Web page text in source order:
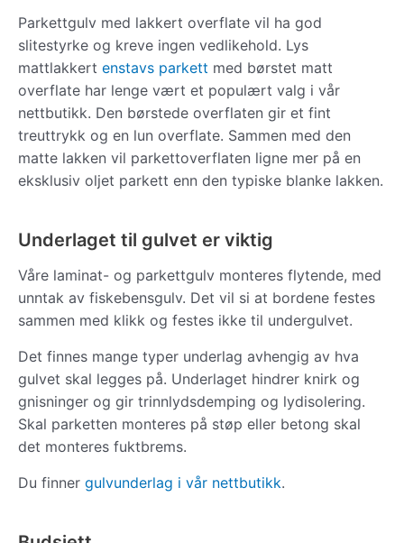
Parkettgulv med lakkert overflate vil ha god
slitestyrke og kreve ingen vedlikehold. Lys
mattlakkert enstavs parkett med børstet matt
overflate har lenge vært et populært valg i vår
nettbutikk. Den børstede overflaten gir et fint
treuttrykk og en lun overflate. Sammen med den
matte lakken vil parkettoverflaten ligne mer på en
eksklusiv oljet parkett enn den typiske blanke lakken.
Underlaget til gulvet er viktig
Våre laminat- og parkettgulv monteres flytende, med
unntak av fiskebensgulv. Det vil si at bordene festes
sammen med klikk og festes ikke til undergulvet.
Det finnes mange typer underlag avhengig av hva
gulvet skal legges på. Underlaget hindrer knirk og
gnisninger og gir trinnlydsdemping og lydisolering.
Skal parketten monteres på støp eller betong skal
det monteres fuktbrems.
Du finner gulvunderlag i vår nettbutikk.